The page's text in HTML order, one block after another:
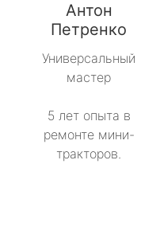
Антон
Петренко
Универсальный
мастер
5 лет опыта в
ремонте мини-
тракторов.